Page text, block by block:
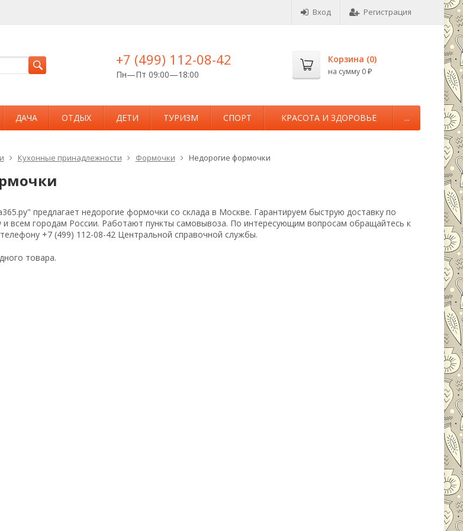
Вход Регистрация
+7 (499) 112-08-42
Пн—Пт 09:00—18:00
Корзина (0)
на сумму 0 ₽
ДАЧА ОТДЫХ ДЕТИ ТУРИЗМ СПОРТ КРАСОТА И ЗДОРОВЬЕ ...
Кухонные принадлежности Формочки Недорогие формочки
предлагает недорогие формочки со склада в Москве. Гарантируем быструю доставку по
и всем городам России. Работают пункты самовывоза. По интересующим вопросам обращайтесь к
+7 (499) 112-08-42 Центральной справочной службы.
товара.